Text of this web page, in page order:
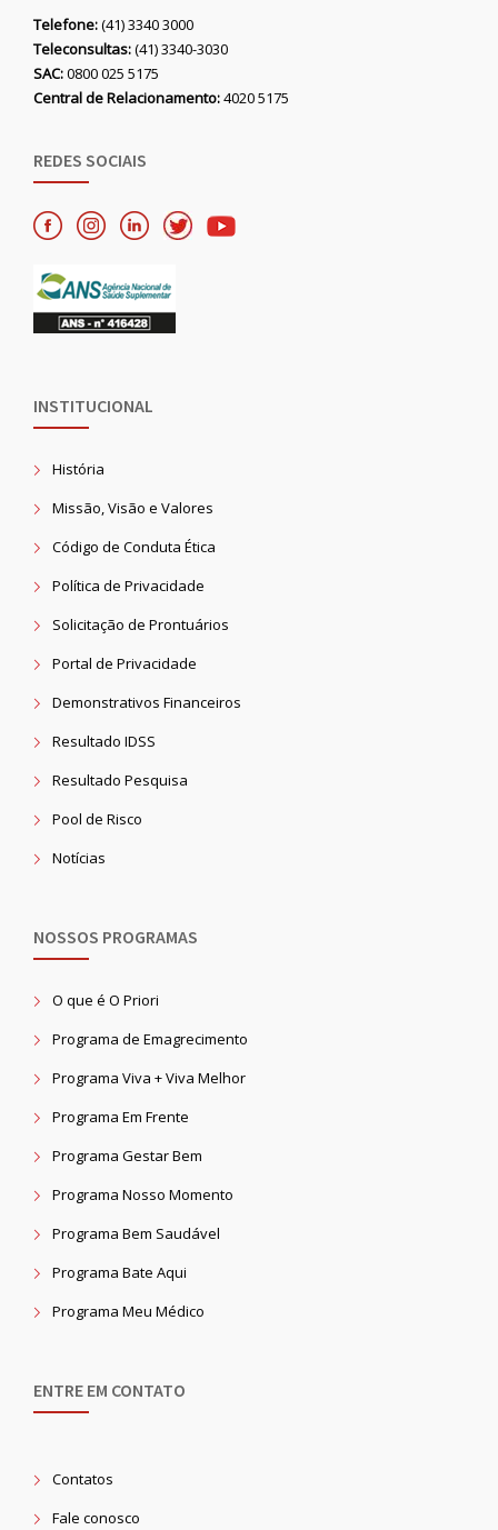
Telefone:(41) 3340 3000
Teleconsultas:(41) 3340-3030
SAC:0800 025 5175
Central de Relacionamento:4020 5175
REDES SOCIAIS
INSTITUCIONAL
História
Missão, Visão e Valores
Código de Conduta Ética
Política de Privacidade
Solicitação de Prontuários
Portal de Privacidade
Demonstrativos Financeiros
Resultado IDSS
Resultado Pesquisa
Pool de Risco
Notícias
NOSSOS PROGRAMAS
O que é O Priori
Programa de Emagrecimento
Programa Viva + Viva Melhor
Programa Em Frente
Programa Gestar Bem
Programa Nosso Momento
Programa Bem Saudável
Programa Bate Aqui
Programa Meu Médico
ENTRE EM CONTATO
Contatos
Fale conosco